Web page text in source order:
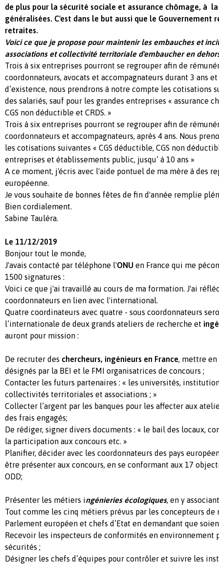
de plus pour la sécurité sociale et assurance chômage, à
généralisées. C'est dans le but aussi que le Gouvernement
retraites.
Voici ce que je propose pour maintenir les embauches et
associations et collectivité territoriale d'embaucher en
Trois à six entreprises pourront se regrouper afin de
coordonnateurs, avocats et accompagnateurs durant 3 ans
d’existence, nous prendrons à notre compte les cotisations
des salariés, sauf pour les grandes entreprises « assurance
CGS non déductible et CRDS. »
Trois à six entreprises pourront se regrouper afin de
coordonnateurs et accompagnateurs, après 4 ans. Nous
les cotisations suivantes « CGS déductible, CGS non
entreprises et établissements public, jusqu’ à 10 ans »
A ce moment, j'écris avec l'aide pontuel de ma mère à des
européenne.
Je vous souhaite de bonnes fêtes de fin d'année remplie
Bien cordialement.
Sabine Tauléra.
Le 11/12/2019
Bonjour tout le monde,
J'avais contacté par téléphone l'ONU en France qui me
1500 signatures :
Voici ce que j'ai travaillé au cours de ma formation. J'ai
coordonnateurs en lien avec l'international.
Quatre coordinateurs avec quatre - sous coordonnateurs
l’internationale de deux grands ateliers de recherche et
auront pour mission :
De recruter des chercheurs, ingénieurs en France, mettre en
désignés par la BEI et le FMI organisatrices de concours ;
Contacter les futurs partenaires : « les universités,
collectivités territoriales et associations ; »
Collecter l’argent par les banques pour les affecter aux
des frais engagés;
De rédiger, signer divers documents : « le bail des locaux,
la participation aux concours etc. »
Planifier, décider avec les coordonnateurs des pays
être présenter aux concours, en se conformant aux 17
ODD;
Présenter les métiers ingénieries écologiques, en y
Tout comme les cinq métiers prévus par les concepteurs de
Parlement européen et chefs d’Etat en demandant que
Recevoir les inspecteurs de conformités en environnement
sécurités ;
Désigner les chefs d’équipes pour contrôler et suivre les